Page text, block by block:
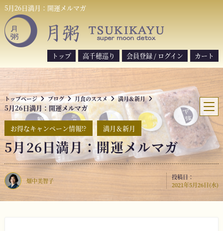
o
o
n
t
n
5月26日満月：開運メルマガ
トップ 高千穂巡り 会員登録 / ログイン カート
トップページ ブログ 月食のススメ 満月＆新月
5月26日満月：開運メルマガ
お得なキャンペーン情報⁉︎ 満月＆新月
5月26日満月：開運メルマガ
畑中美智子
投稿日：
2021年5月26日(水)